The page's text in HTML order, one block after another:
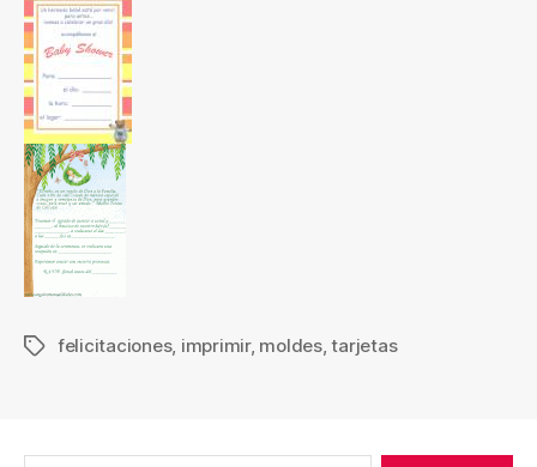
Etiquetas
felicitaciones, imprimir, moldes,tarjetas